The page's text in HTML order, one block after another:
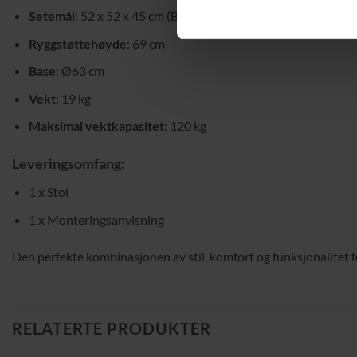
Setemål: 52 x 52 x 45 cm (B x D x H)
Ryggstøttehøyde: 69 cm
Base: Ø63 cm
Vekt: 19 kg
Maksimal vektkapasitet: 120 kg
Leveringsomfang:
1 x Stol
1 x Monteringsanvisning
Den perfekte kombinasjonen av stil, komfort og funksjonalitet
RELATERTE PRODUKTER